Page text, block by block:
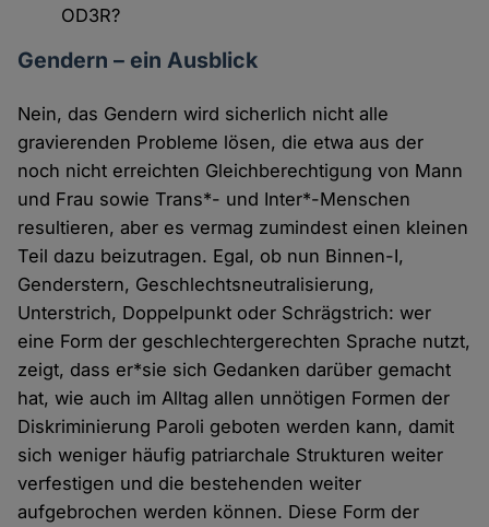
OD3R?
Gendern – ein Ausblick
Nein, das Gendern wird sicherlich nicht alle
gravierenden Probleme lösen, die etwa aus der
noch nicht erreichten Gleichberechtigung von Mann
und Frau sowie Trans*- und Inter*-Menschen
resultieren, aber es vermag zumindest einen kleinen
Teil dazu beizutragen. Egal, ob nun Binnen-I,
Genderstern, Geschlechtsneutralisierung,
Unterstrich, Doppelpunkt oder Schrägstrich: wer
eine Form der geschlechtergerechten Sprache nutzt,
zeigt, dass er*sie sich Gedanken darüber gemacht
hat, wie auch im Alltag allen unnötigen Formen der
Diskriminierung Paroli geboten werden kann, damit
sich weniger häufig patriarchale Strukturen weiter
verfestigen und die bestehenden weiter
aufgebrochen werden können. Diese Form der